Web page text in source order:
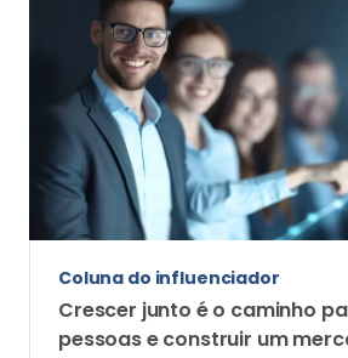
Coluna do influenciador
Crescer junto é o caminho
pessoas e construir um